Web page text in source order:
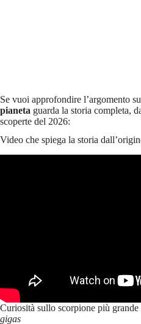
Se vuoi approfondire l’argomento
pianeta guarda la storia completa,
scoperte del 2026:
Video che spiega la storia
Curiosità sullo scorpione più grande
gigas